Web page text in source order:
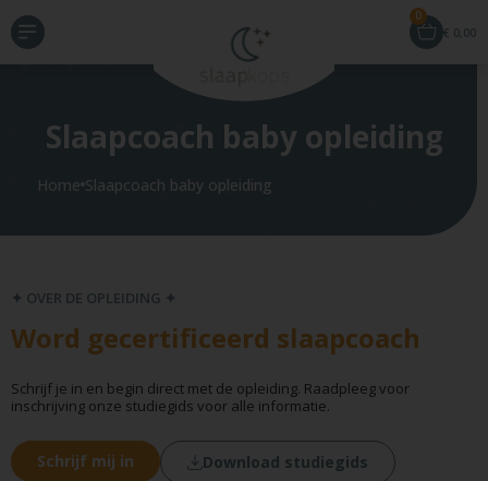
€ 0,00
0
Slaapcoach baby opleiding
Home Slaapcoach baby opleiding
✦ OVER DE OPLEIDING ✦
Word gecertificeerd slaapcoach
Schrijf je in en begin direct met de opleiding. Raadpleeg voor
inschrijving onze studiegids voor alle informatie.
Schrijf mij in Download studiegids